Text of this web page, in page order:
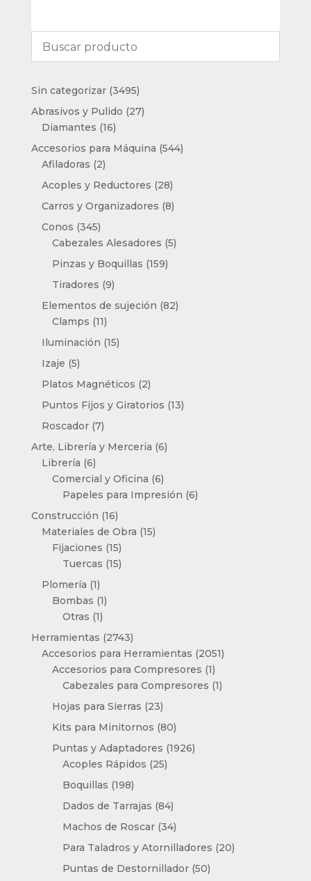
Sin categorizar 34953495
productos
Abrasivos y Pulido 2727
Diamantes 1616
productos
Accesorios para Máquina 544544
Afiladoras 22
productos
Acoples y Reductores 2828
productos
Carros y Organizadores 88
Conos 345345
productos
Cabezales Alesadores 55
Pinzas y Boquillas 159159
Tiradores 99
productos
Elementos de sujeción 8282
Clamps 1111
productos
Iluminación 1515
Izaje 55
productos
Platos Magnéticos 22
productos
Puntos Fijos y Giratorios 1313
Roscador 77
productos
Arte, Librería y Mercería 66
Librería 66
productos
Comercial y Oficina 66
productos
Papeles para Impresión 66
Construcción 1616
productos
Materiales de Obra 1515
Fijaciones 1515
productos
Tuercas 1515
Plomería 11
producto
Bombas 11
Otras 11
producto
Herramientas 27432743
productos
Accesorios para Herramientas 20512051
Accesorios para Compresores 11
producto
Cabezales para Compresores 11
Hojas para Sierras 2323
productos
Kits para Minitornos 8080
productos
Puntas y Adaptadores 19261926
Acoples Rápidos 2525
Boquillas 198198
productos
Dados de Tarrajas 8484
productos
Machos de Roscar 3434
productos
Para Taladros y Atornilladores 2020
Puntas de Destornillador 5050